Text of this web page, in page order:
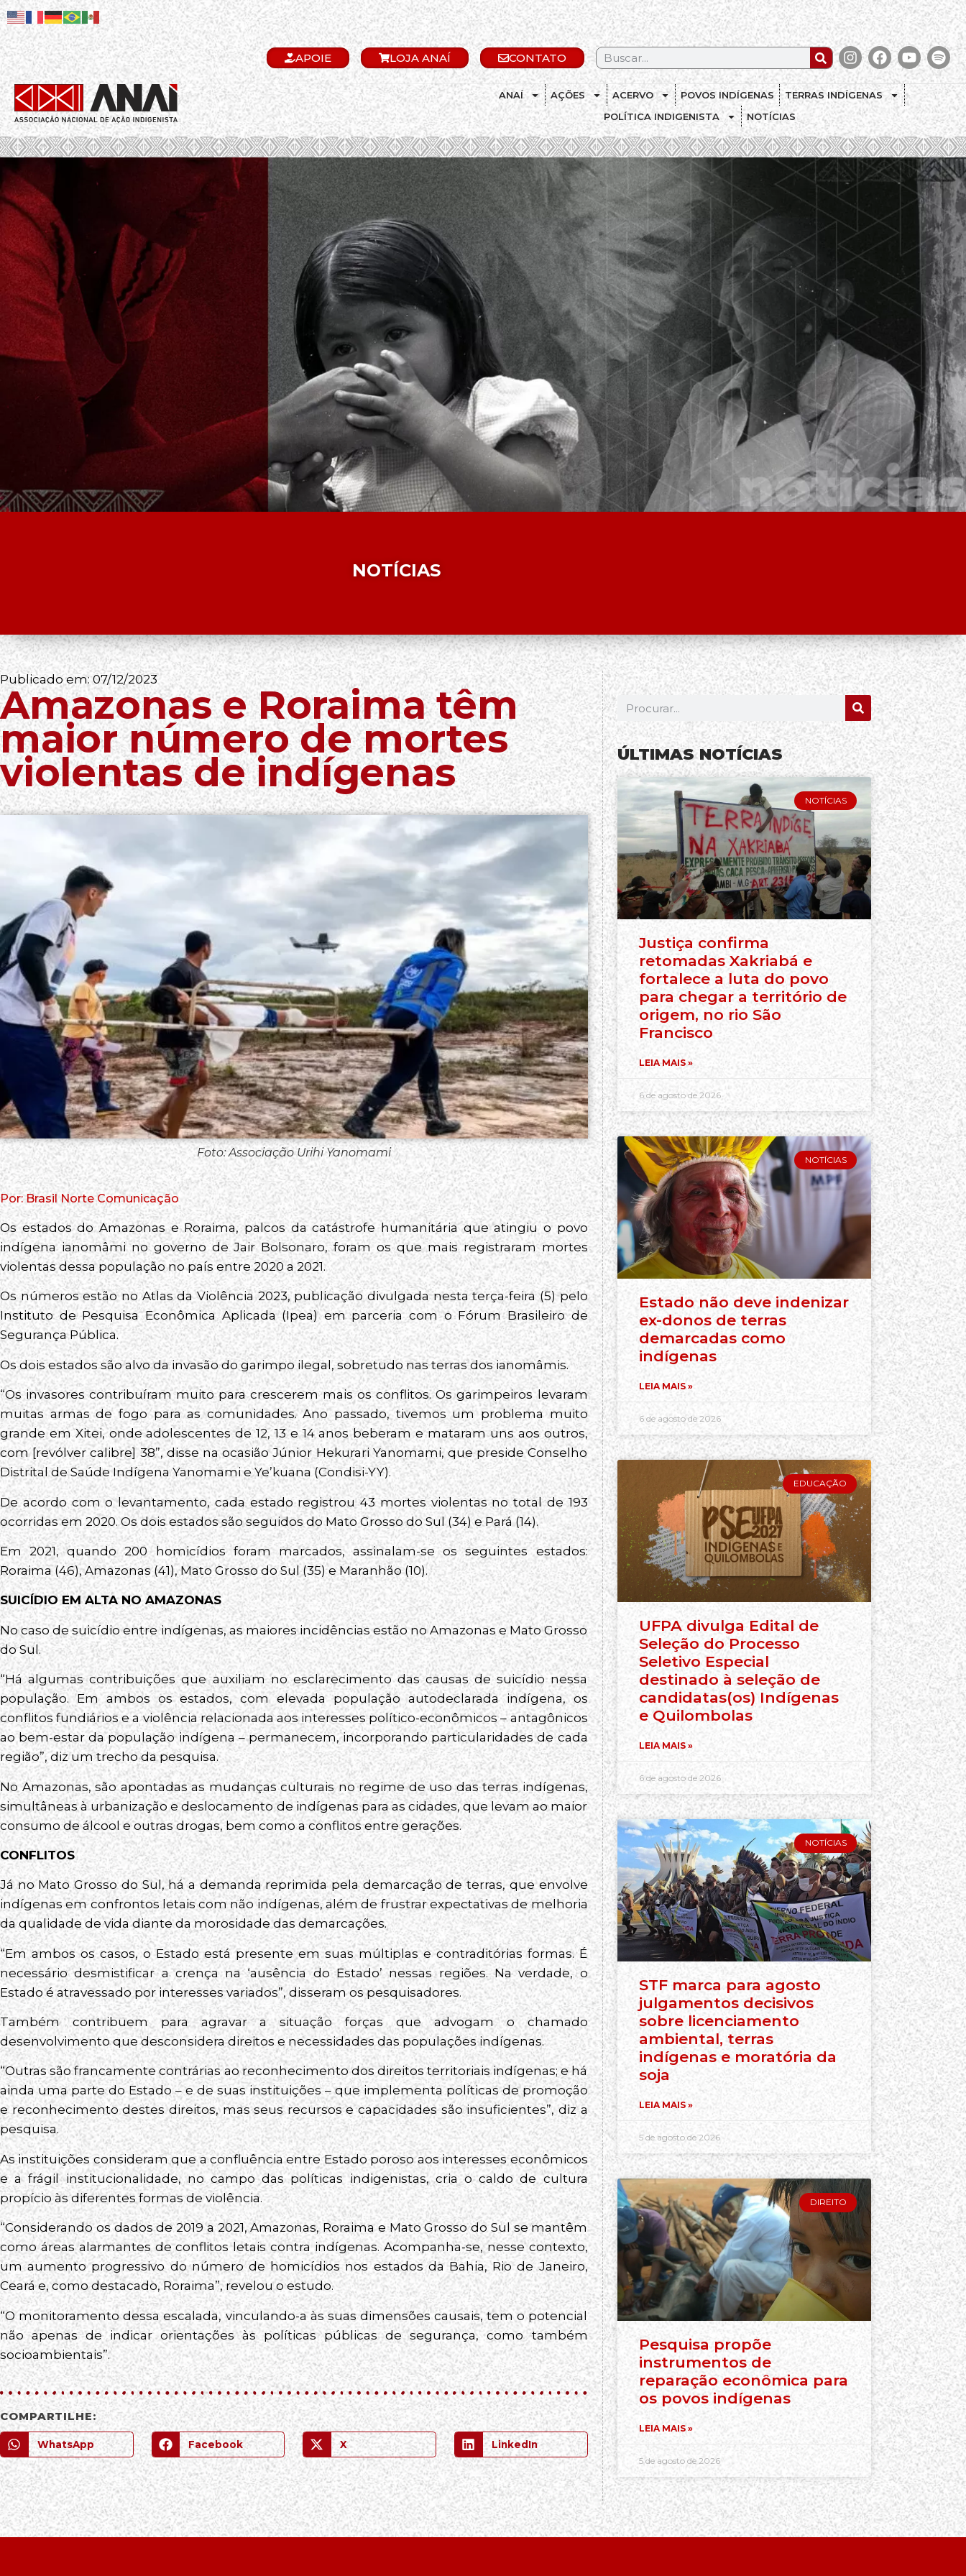
APOIE LOJA ANAÍ CONTATO
ANAÍ AÇÕES ACERVO POVOS INDÍGENAS
TERRAS INDÍGENAS
POLÍTICA INDIGENISTA
NOTÍCIAS
.
NOTÍCIAS
Publicado em:07/12/2023
Amazonas e Roraima têm
maior número de mortes
violentas de indígenas
Foto: Associação Urihi Yanomami
Por: Brasil Norte Comunicação
Os estados do Amazonas e Roraima, palcos da catástrofe humanitária que atingiu o povo
indígena ianomâmi no governo de Jair Bolsonaro, foram os que mais registraram mortes
violentas dessa população no país entre 2020 a 2021.
Os números estão no Atlas da Violência 2023, publicação divulgada nesta terça-feira (5) pelo
Instituto de Pesquisa Econômica Aplicada (Ipea) em parceria com o Fórum Brasileiro de
Segurança Pública.
Os dois estados são alvo da invasão do garimpo ilegal, sobretudo nas terras dos ianomâmis.
“Os invasores contribuíram muito para crescerem mais os conflitos. Os garimpeiros levaram
muitas armas de fogo para as comunidades. Ano passado, tivemos um problema muito
grande em Xitei, onde adolescentes de 12, 13 e 14 anos beberam e mataram uns aos outros,
com [revólver calibre] 38”, disse na ocasião Júnior Hekurari Yanomami, que preside Conselho
Distrital de Saúde Indígena Yanomami e Ye’kuana (Condisi-YY).
De acordo com o levantamento, cada estado registrou 43 mortes violentas no total de 193
ocorridas em 2020. Os dois estados são seguidos do Mato Grosso do Sul (34) e Pará (14).
Em 2021, quando 200 homicídios foram marcados, assinalam-se os seguintes estados:
Roraima (46), Amazonas (41), Mato Grosso do Sul (35) e Maranhão (10).
SUICÍDIO EM ALTA NO AMAZONAS
No caso de suicídio entre indígenas, as maiores incidências estão no Amazonas e Mato Grosso
do Sul.
“Há algumas contribuições que auxiliam no esclarecimento das causas de suicídio nessa
população. Em ambos os estados, com elevada população autodeclarada indígena, os
conflitos fundiários e a violência relacionada aos interesses político-econômicos – antagônicos
ao bem-estar da população indígena – permanecem, incorporando particularidades de cada
região”, diz um trecho da pesquisa.
No Amazonas, são apontadas as mudanças culturais no regime de uso das terras indígenas,
simultâneas à urbanização e deslocamento de indígenas para as cidades, que levam ao maior
consumo de álcool e outras drogas, bem como a conflitos entre gerações.
CONFLITOS
Já no Mato Grosso do Sul, há a demanda reprimida pela demarcação de terras, que envolve
indígenas em confrontos letais com não indígenas, além de frustrar expectativas de melhoria
da qualidade de vida diante da morosidade das demarcações.
“Em ambos os casos, o Estado está presente em suas múltiplas e contraditórias formas. É
necessário desmistificar a crença na ‘ausência do Estado’ nessas regiões. Na verdade, o
Estado é atravessado por interesses variados”, disseram os pesquisadores.
Também contribuem para agravar a situação forças que advogam o chamado
desenvolvimento que desconsidera direitos e necessidades das populações indígenas.
“Outras são francamente contrárias ao reconhecimento dos direitos territoriais indígenas; e há
ainda uma parte do Estado – e de suas instituições – que implementa políticas de promoção
e reconhecimento destes direitos, mas seus recursos e capacidades são insuficientes”, diz a
pesquisa.
As instituições consideram que a confluência entre Estado poroso aos interesses econômicos
e a frágil institucionalidade, no campo das políticas indigenistas, cria o caldo de cultura
propício às diferentes formas de violência.
“Considerando os dados de 2019 a 2021, Amazonas, Roraima e Mato Grosso do Sul se mantêm
como áreas alarmantes de conflitos letais contra indígenas. Acompanha-se, nesse contexto,
um aumento progressivo do número de homicídios nos estados da Bahia, Rio de Janeiro,
Ceará e, como destacado, Roraima”, revelou o estudo.
“O monitoramento dessa escalada, vinculando-a às suas dimensões causais, tem o potencial
não apenas de indicar orientações às políticas públicas de segurança, como também
socioambientais”.
COMPARTILHE:
WhatsApp Facebook X LinkedIn
ÚLTIMAS NOTÍCIAS
NOTÍCIAS
Justiça confirma
retomadas Xakriabá e
fortalece a luta do povo
para chegar a território de
origem, no rio São
Francisco
LEIA MAIS »
6 de agosto de 2026
NOTÍCIAS
Estado não deve indenizar
ex-donos de terras
demarcadas como
indígenas
LEIA MAIS »
6 de agosto de 2026
EDUCAÇÃO
UFPA divulga Edital de
Seleção do Processo
Seletivo Especial
destinado à seleção de
candidatas(os) Indígenas
e Quilombolas
LEIA MAIS »
6 de agosto de 2026
NOTÍCIAS
STF marca para agosto
julgamentos decisivos
sobre licenciamento
ambiental, terras
indígenas e moratória da
soja
LEIA MAIS »
5 de agosto de 2026
DIREITO
Pesquisa propõe
instrumentos de
reparação econômica para
os povos indígenas
LEIA MAIS »
5 de agosto de 2026